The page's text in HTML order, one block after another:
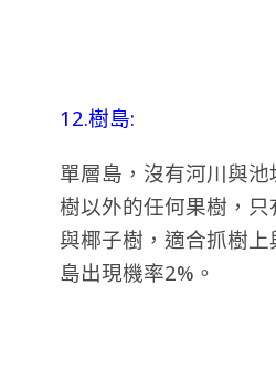
12.樹島:
單層島，沒有河川與
樹以外的任何果樹，
與椰子樹，適合抓樹
島出現機率2%。